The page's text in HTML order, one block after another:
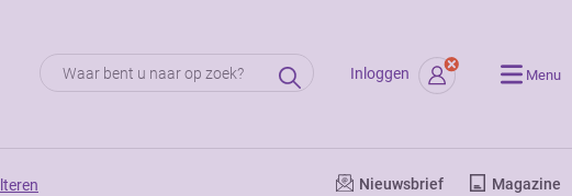
Inloggen Menu
Nieuwsbrief Magazine